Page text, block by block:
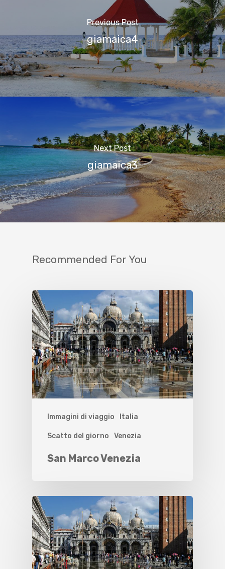
Previous Post
giamaica4
Next Post
giamaica3
Recommended For You
Immagini di viaggio Italia
Scatto del giorno Venezia
San Marco Venezia